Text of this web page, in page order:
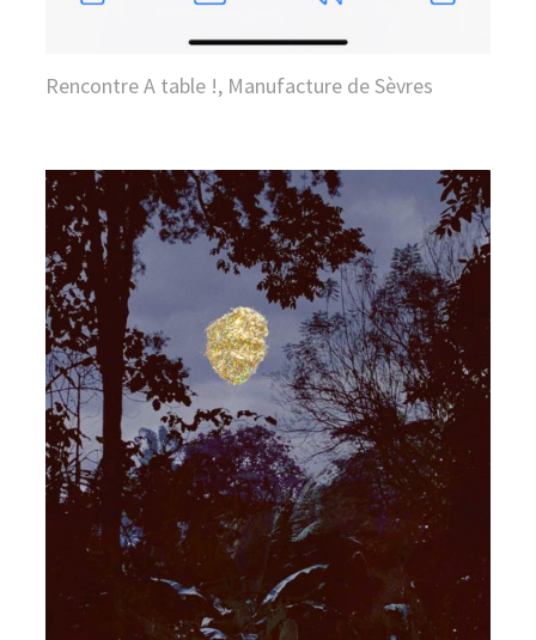
Rencontre A table !, Manufacture de Sèvres